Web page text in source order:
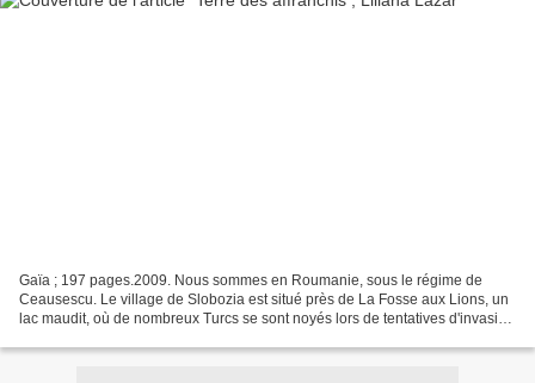
Gaïa ; 197 pages.2009. Nous sommes en Roumanie, sous le régime de
Ceausescu. Le village de Slobozia est situé près de La Fosse aux Lions, un
lac maudit, où de nombreux Turcs se sont noyés lors de tentatives d'invasion